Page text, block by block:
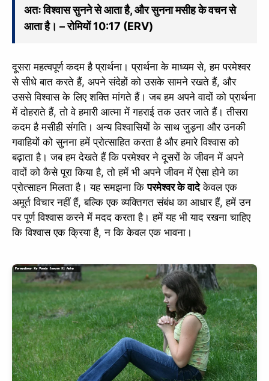
अतः विश्वास सुनने से आता है, और सुनना मसीह के वचन से
आता है। – रोमियों 10:17 (ERV)
दूसरा महत्वपूर्ण कदम है प्रार्थना। प्रार्थना के माध्यम से, हम परमेश्वर
से सीधे बात करते हैं, अपने संदेहों को उसके सामने रखते हैं, और
उससे विश्वास के लिए शक्ति मांगते हैं। जब हम अपने वादों को प्रार्थना
में दोहराते हैं, तो वे हमारी आत्मा में गहराई तक उतर जाते हैं। तीसरा
कदम है मसीही संगति। अन्य विश्वासियों के साथ जुड़ना और उनकी
गवाहियों को सुनना हमें प्रोत्साहित करता है और हमारे विश्वास को
बढ़ाता है। जब हम देखते हैं कि परमेश्वर ने दूसरों के जीवन में अपने
वादों को कैसे पूरा किया है, तो हमें भी अपने जीवन में ऐसा होने का
प्रोत्साहन मिलता है। यह समझना किपरमेश्वर के वादेकेवल एक
अमूर्त विचार नहीं हैं, बल्कि एक व्यक्तिगत संबंध का आधार हैं, हमें उन
पर पूर्ण विश्वास करने में मदद करता है। हमें यह भी याद रखना चाहिए
कि विश्वास एक क्रिया है, न कि केवल एक भावना।
✕